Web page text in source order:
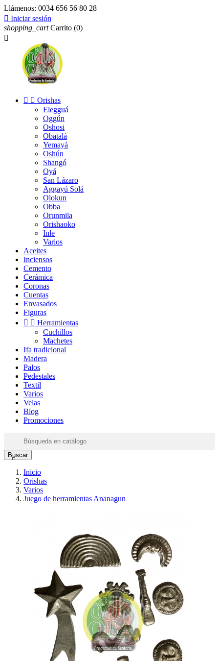
Llámenos: 0034 656 56 80 28
 Iniciar sesión
shopping_cart Carrito (0)

  Orishas
Elegguá
Oggún
Oshosi
Obatalá
Yemayá
Oshún
Shangó
Oyá
San Lázaro
Aggayú Solá
Olokun
Obba
Orunmila
Orishaoko
Inle
Varios
Aceites
Inciensos
Cemento
Cerámica
Coronas
Cuentas
Envasados
Figuras
  Herramientas
Cuchillos
Machetes
Ifa tradicional
Madera
Palos
Pedestales
Textil
Varios
Velas
Blog
Promociones

Buscar
Inicio
Orishas
Varios
Juego de herramientas Ananagun